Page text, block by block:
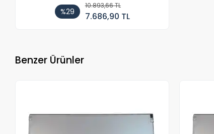
%29
10.893,66 TL
7.686,90 TL
Benzer Ürünler